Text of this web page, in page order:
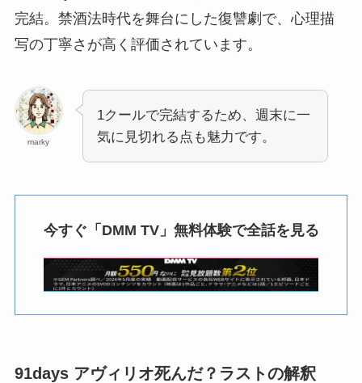
完結。禁酒法時代を舞台にした復讐劇で、心理描
写の丁寧さが高く評価されています。
marky
1クールで完結するため、週末に一
気に見切れる点も魅力です。
今すぐ「DMM TV」無料体験で全話を見る
91days アヴィリオ死んだ？ラストの解釈